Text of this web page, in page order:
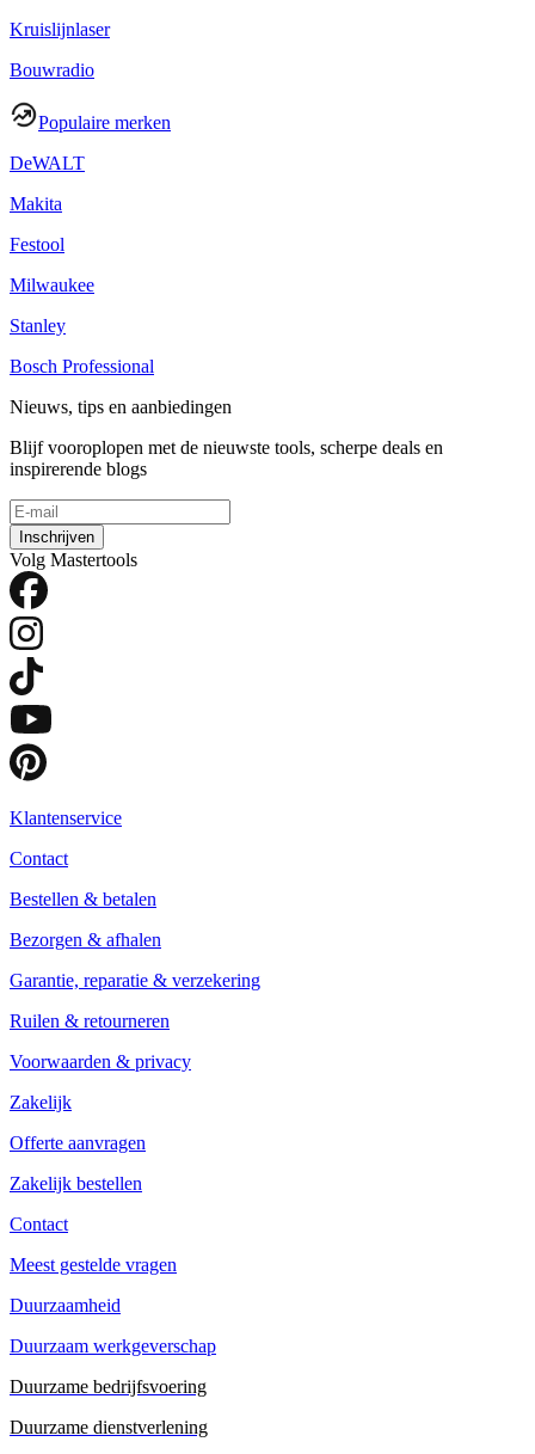
Kruislijnlaser
Bouwradio
Populaire merken
DeWALT
Makita
Festool
Milwaukee
Stanley
Bosch Professional
Nieuws, tips en aanbiedingen
Blijf vooroplopen met de nieuwste tools, scherpe deals en
inspirerende blogs
Inschrijven
Volg Mastertools
Klantenservice
Contact
Bestellen & betalen
Bezorgen & afhalen
Garantie, reparatie & verzekering
Ruilen & retourneren
Voorwaarden & privacy
Zakelijk
Offerte aanvragen
Zakelijk bestellen
Contact
Meest gestelde vragen
Duurzaamheid
Duurzaam werkgeverschap
Duurzame bedrijfsvoering
Duurzame dienstverlening